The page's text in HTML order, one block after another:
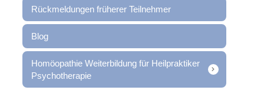
Rückmeldungen früherer Teilnehmer
Blog
Homöopathie Weiterbildung für Heilpraktiker
Psychotherapie